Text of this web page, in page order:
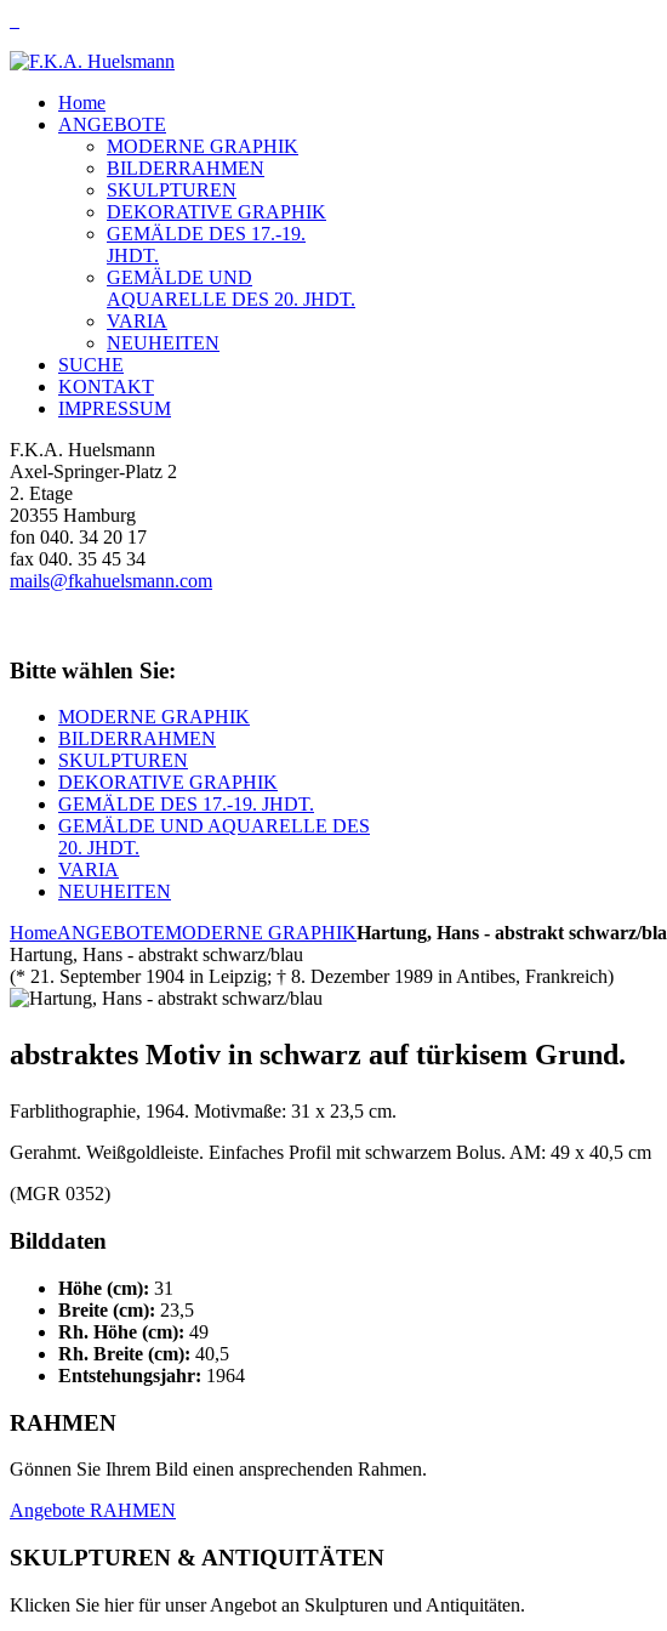
Home
ANGEBOTE
MODERNE GRAPHIK
BILDERRAHMEN
SKULPTUREN
DEKORATIVE GRAPHIK
GEMÄLDE DES 17.-19.
JHDT.
GEMÄLDE UND
AQUARELLE DES 20. JHDT.
VARIA
NEUHEITEN
SUCHE
KONTAKT
IMPRESSUM
F.K.A. Huelsmann
Axel-Springer-Platz 2
2. Etage
20355 Hamburg
fon 040. 34 20 17
fax 040. 35 45 34
mails@fkahuelsmann.com
Bitte wählen Sie:
MODERNE GRAPHIK
BILDERRAHMEN
SKULPTUREN
DEKORATIVE GRAPHIK
GEMÄLDE DES 17.-19. JHDT.
GEMÄLDE UND AQUARELLE DES
20. JHDT.
VARIA
NEUHEITEN
HomeANGEBOTEMODERNE GRAPHIKHartung, Hans - abstrakt schwarz/
Hartung, Hans - abstrakt schwarz/blau
(* 21. September 1904 in Leipzig; † 8. Dezember 1989 in Antibes, Frankreich)
abstraktes Motiv in schwarz auf türkisem Grund.
Farblithographie, 1964. Motivmaße: 31 x 23,5 cm.
Gerahmt. Weißgoldleiste. Einfaches Profil mit schwarzem Bolus. AM: 49 x 40,5 cm
(MGR 0352)
Bilddaten
Höhe (cm): 31
Breite (cm): 23,5
Rh. Höhe (cm): 49
Rh. Breite (cm): 40,5
Entstehungsjahr: 1964
RAHMEN
Gönnen Sie Ihrem Bild einen ansprechenden Rahmen.
Angebote RAHMEN
SKULPTUREN & ANTIQUITÄTEN
Klicken Sie hier für unser Angebot an Skulpturen und Antiquitäten.